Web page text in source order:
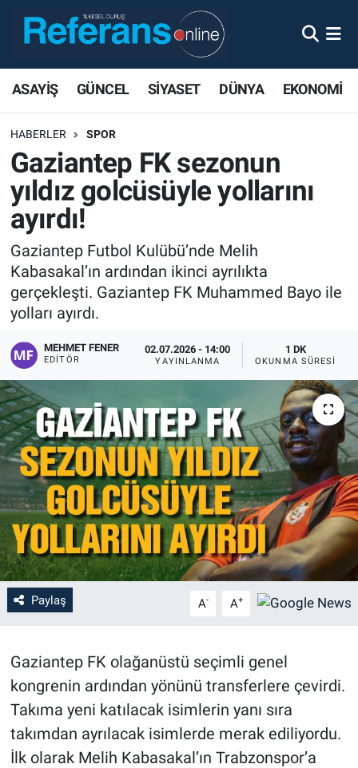
ASAYİŞ GÜNCEL SİYASET DÜNYA EKONOMİ
HABERLER SPOR
Gaziantep FK sezonun
yıldız golcüsüyle yollarını
ayırdı!
Gaziantep Futbol Kulübü’nde Melih
Kabasakal’ın ardından ikinci ayrılıkta
gerçekleşti. Gaziantep FK Muhammed Bayo ile
yolları ayırdı.
MEHMET FENER
EDITÖR
02.07.2026 - 14:00
YAYINLANMA
1 DK
OKUNMA SÜRESI
Paylaş A- A+
Gaziantep FK olağanüstü seçimli genel
kongrenin ardından yönünü transferlere çevirdi.
Takıma yeni katılacak isimlerin yanı sıra
takımdan ayrılacak isimlerde merak ediliyordu.
İlk olarak Melih Kabasakal’ın Trabzonspor’a